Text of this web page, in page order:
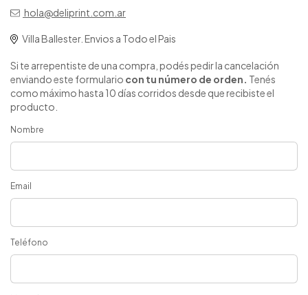
hola@deliprint.com.ar
Villa Ballester. Envios a Todo el Pais
Si te arrepentiste de una compra, podés pedir la cancelación
enviando este formulario con tu número de orden. Tenés
como máximo hasta 10 días corridos desde que recibiste el
producto.
Nombre
Email
Teléfono